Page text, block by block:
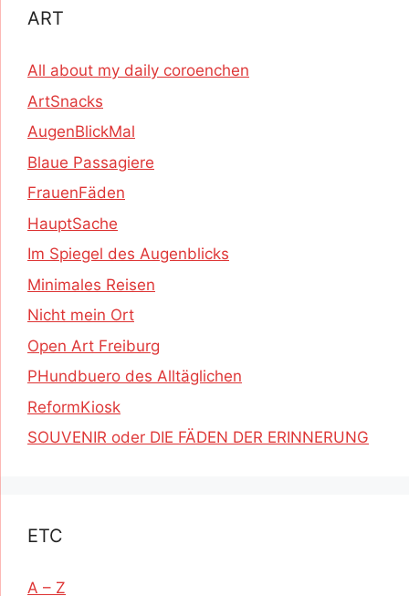
ART
All about my daily coroenchen
ArtSnacks
AugenBlickMal
Blaue Passagiere
FrauenFäden
HauptSache
Im Spiegel des Augenblicks
Minimales Reisen
Nicht mein Ort
Open Art Freiburg
PHundbuero des Alltäglichen
ReformKiosk
SOUVENIR oder DIE FÄDEN DER ERINNERUNG
ETC
A – Z